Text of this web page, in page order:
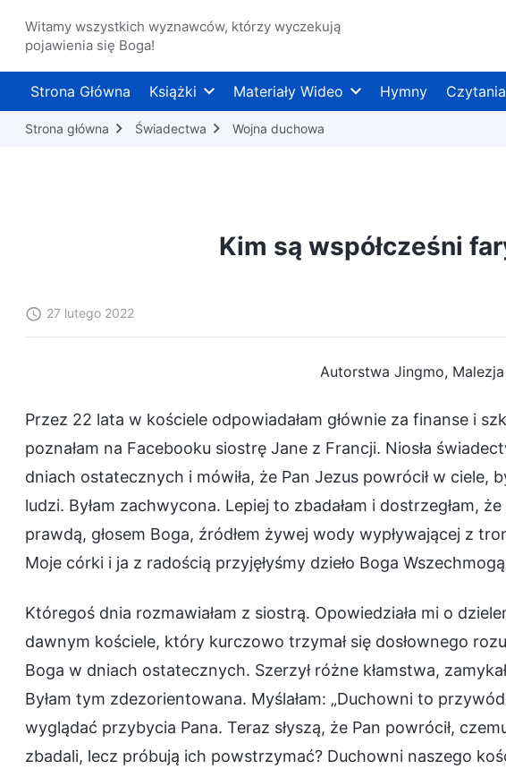
Witamy wszystkich wyznawców, którzy wyczekują
pojawienia się Boga!
Strona Główna Książki Materiały Wideo Hymny Czytania
Strona główna Świadectwa Wojna duchowa
Kim są współcześni
27 lutego 2022
Autorstwa Jingmo, Malezja
Przez 22 lata w kościele odpowiadałam głównie za finanse i
poznałam na Facebooku siostrę Jane z Francji. Niosła
dniach ostatecznych i mówiła, że Pan Jezus powrócił w ciele,
ludzi. Byłam zachwycona. Lepiej to zbadałam i dostrzegłam,
prawdą, głosem Boga, źródłem żywej wody wypływającej z
Moje córki i ja z radością przyjęłyśmy dzieło Boga
Któregoś dnia rozmawiałam z siostrą. Opowiedziała mi o
dawnym kościele, który kurczowo trzymał się dosłownego
Boga w dniach ostatecznych. Szerzył różne kłamstwa,
Byłam tym zdezorientowana. Myślałam: „Duchowni to
wyglądać przybycia Pana. Teraz słyszą, że Pan powrócił,
zbadali, lecz próbują ich powstrzymać? Duchowni naszego